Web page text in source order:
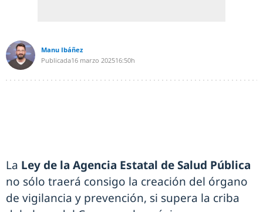
Manu Ibáñez
Publicada16 marzo 202516:50h
La Ley de la Agencia Estatal de Salud Pública
no sólo traerá consigo la creación del órgano
de vigilancia y prevención, si supera la criba